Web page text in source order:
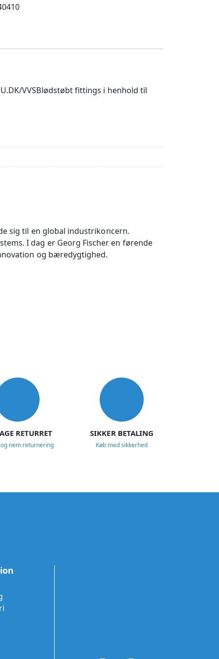
VVSBlødstøbt fittings i henhold til
sig til en global industrikoncern.
I dag er Georg Fischer en førende
og bæredygtighed.
RETURRET
nem returnering
SIKKER BETALING
Køb med sikkerhed